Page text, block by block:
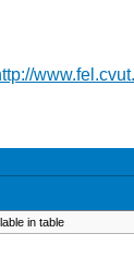
in table